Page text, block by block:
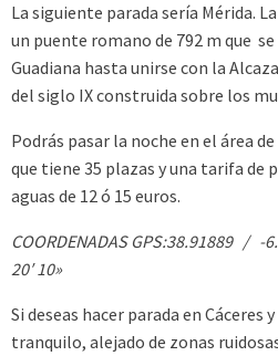
La siguiente parada sería Mérida.
un puente romano de 792 m que
Guadiana hasta unirse con la
del siglo IX construida sobre los
Podrás pasar la noche en el área
que tiene 35 plazas y una tarifa de
aguas de 12 ó 15 euros.
COORDENADAS GPS:38.91889 / -
20′ 10»
Si deseas hacer parada en Cáceres
tranquilo, alejado de zonas